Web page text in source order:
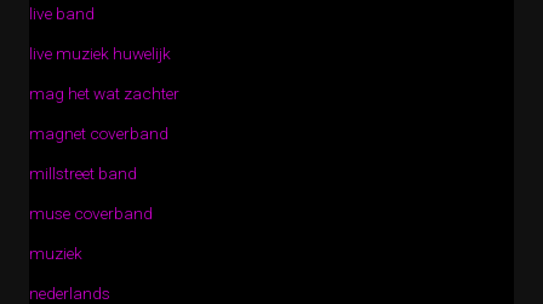
live band
live muziek huwelijk
mag het wat zachter
magnet coverband
millstreet band
muse coverband
muziek
nederlands